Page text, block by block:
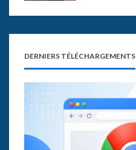
DERNIERS TÉLÉCHARGEMENTS